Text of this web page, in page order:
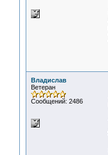
Владислав
Ветеран
Сообщений: 2486